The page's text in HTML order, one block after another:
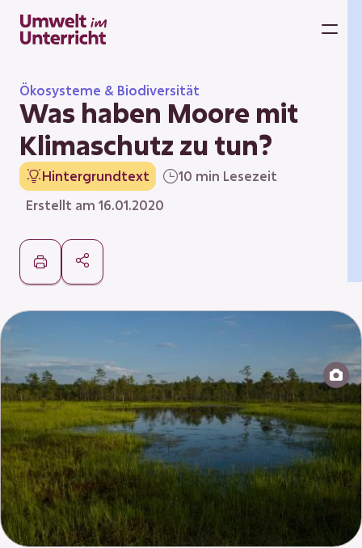
Inhalt
springen
Ökosysteme & Biodiversität
Was haben Moore mit
Klimaschutz zu tun?
Hintergrundtext
10 min Lesezeit
Erstellt am 16.01.2020